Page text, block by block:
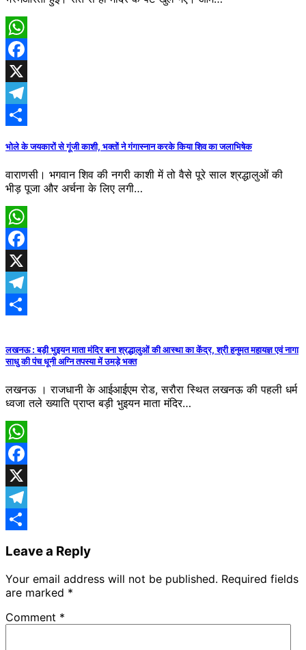
WhatsApp
Facebook
X
Telegram
भोले के जयकारों से गूंजी काशी, भक्तों ने गंगास्नान करके किया शिव का जलाभिषेक
वाराणसी। भगवान शिव की नगरी काशी में तो वैसे पूरे साल श्रद्धालुओं की
भीड़ पूजा और अर्चना के लिए लगी…
WhatsApp
Facebook
X
Telegram
लखनऊ : बड़ी भुइयन माता मंदिर बना श्रद्धालुओं की आस्था का केंद्र, श्री हनुमत महायज्ञ एवं नागा
साधु की पंच धूनी अग्नि तपस्या में उमड़े भक्त
लखनऊ । राजधानी के आईआईएम रोड, सरौरा स्थित लखनऊ की पहली धर्म
ध्वजा तले ख्याति प्राप्त बड़ी भुइयन माता मंदिर…
WhatsApp
Facebook
X
Telegram
Leave a Reply
Your email address will not be published. Required fields
are marked *
Comment *